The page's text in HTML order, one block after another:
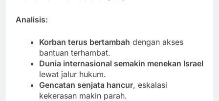
Analisis:
Korban terus bertambah dengan akses
bantuan terhambat.
Dunia internasional semakin menekan Israel
lewat jalur hukum.
Gencatan senjata hancur, eskalasi
kekerasan makin parah.